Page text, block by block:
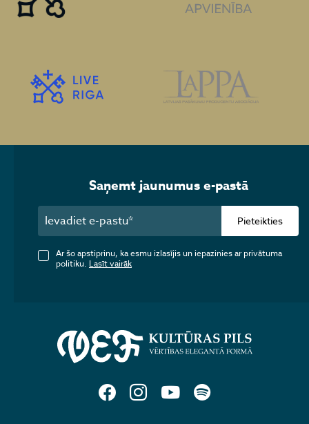
Saņemt jaunumus e-pastā
Pieteikties
Ar šo apstiprinu, ka esmu izlasījis un iepazinies ar privātuma
politiku. Lasīt vairāk